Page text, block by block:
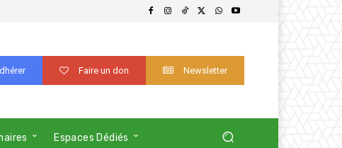
Newsletter
Faire un don
Espaces Dédiés